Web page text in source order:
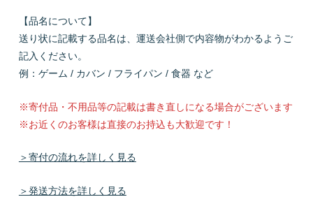
【品名について】
送り状に記載する品名は、運送会社側で内容物がわかるようご
記入ください。
例：ゲーム / カバン / フライパン / 食器 など
※寄付品・不用品等の記載は書き直しになる場合がございます
※お近くのお客様は直接のお持込も大歓迎です！
＞寄付の流れを詳しく見る
＞発送方法を詳しく見る